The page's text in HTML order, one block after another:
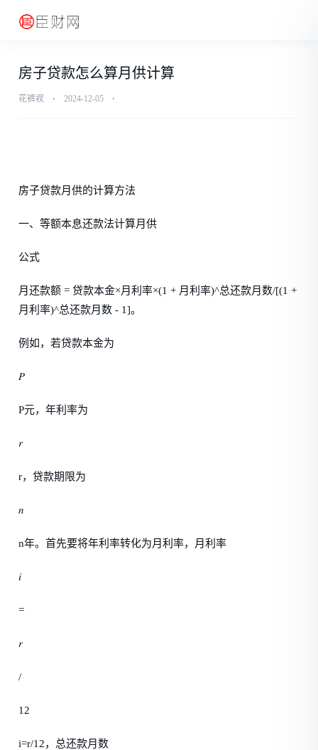
房子贷款怎么算月供计算
花裤衩 ⋅ 2024-12-05 ⋅
房子贷款月供的计算方法
一、等额本息还款法计算月供
公式
月还款额 = 贷款本金×月利率×(1 + 月利率)^总还款月数/[(1 +
月利率)^总还款月数 - 1]。
例如，若贷款本金为
𝑃
P元，年利率为
𝑟
r，贷款期限为
𝑛
n年。首先要将年利率转化为月利率，月利率
𝑖
=
𝑟
/
12
i=r/12，总还款月数